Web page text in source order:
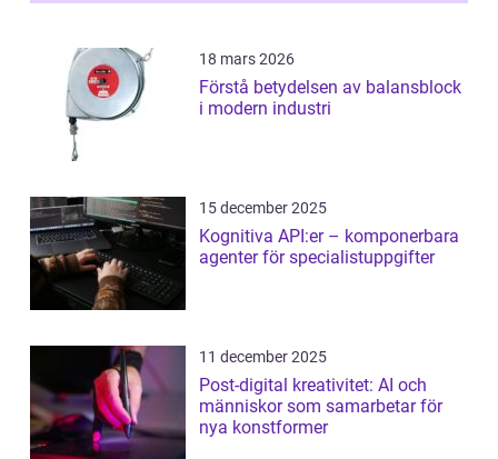
18 mars 2026
Förstå betydelsen av balansblock
i modern industri
15 december 2025
Kognitiva API:er – komponerbara
agenter för specialistuppgifter
11 december 2025
Post-digital kreativitet: AI och
människor som samarbetar för
nya konstformer